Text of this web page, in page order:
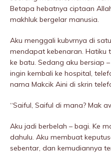
Betapa hebatnya ciptaan
makhluk bergelar manusia.
Aku menggaIi kubvrnya di
mendapat kebenaran. Hatiku
ke batu. Sedang aku bersiap
ingin kembali ke hospitaI,
nama Makcik Aini di skrin
“Saiful, Saiful di mana? Mak
Aku jadi berbeIah – bagi. Ke
dahulu. Aku membuat
sebentar, dan kemudiannya